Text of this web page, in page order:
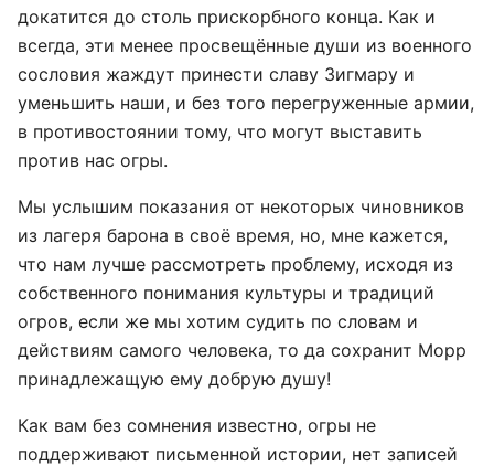
докатится до столь прискорбного конца. Как и
всегда, эти менее просвещённые души из военного
сословия жаждут принести славу Зигмару и
уменьшить наши, и без того перегруженные армии,
в противостоянии тому, что могут выставить
против нас огры.
Мы услышим показания от некоторых чиновников
из лагеря барона в своё время, но, мне кажется,
что нам лучше рассмотреть проблему, исходя из
собственного понимания культуры и традиций
огров, если же мы хотим судить по словам и
действиям самого человека, то да сохранит Морр
принадлежащую ему добрую душу!
Как вам без сомнения известно, огры не
поддерживают письменной истории, нет записей